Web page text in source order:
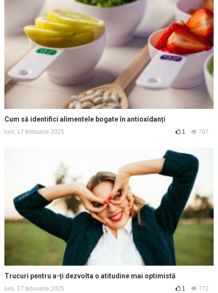
Cum să identifici alimentele bogate în antioxidanți
luni, 17 februarie 2025 1 767
Trucuri pentru a-ți dezvolta o atitudine mai optimistă
luni, 17 februarie 2025 1 772